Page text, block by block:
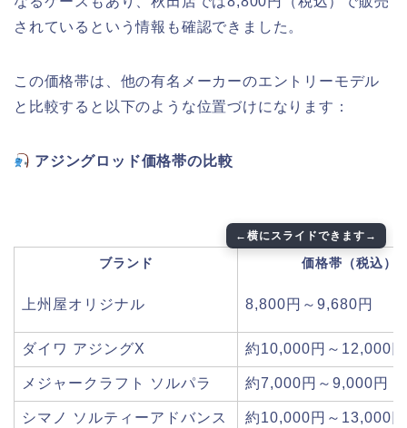
されているという情報も確認できました。
この価格帯は、他の有名メーカーのエントリーモデル
と比較すると以下のような位置づけになります：
アジングロッド価格帯の比較
ブランド 価格帯（税込）
上州屋オリジナル 8,800円～9,680円
ダイワ アジングX 約10,000円～12,000円
メジャークラフト ソルパラ 約7,000円～9,000円
シマノ ソルティーアドバンス 約10,000円～13,000円